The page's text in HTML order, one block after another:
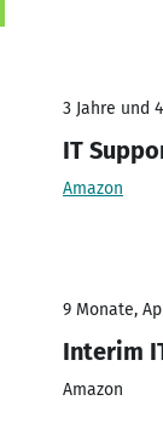
3 Jahre und
IT
Amazon
9 Monate,
Interim
Amazon